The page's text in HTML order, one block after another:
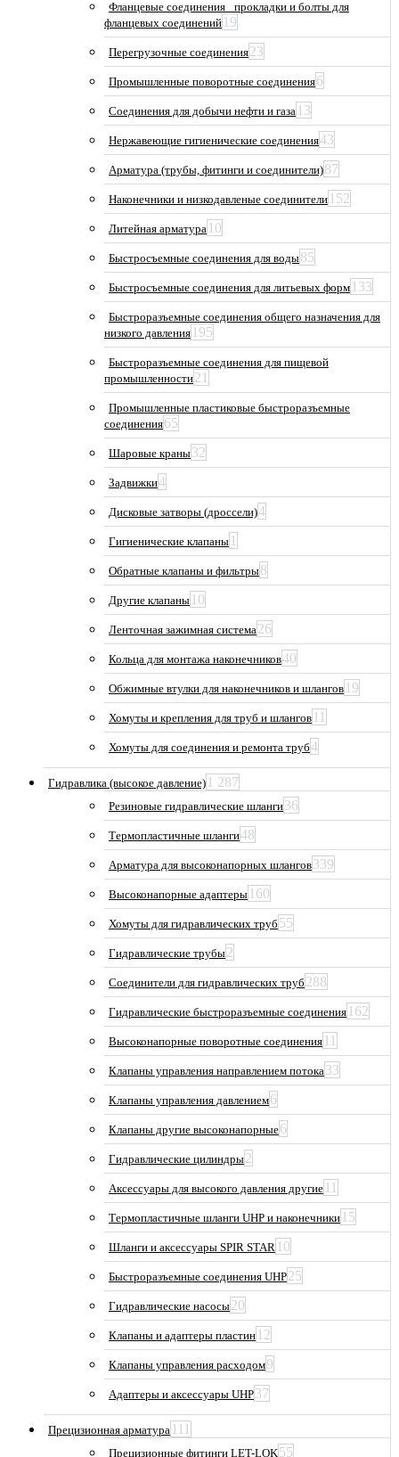
Фланцевые соединения_ прокладки и болты для
фланцевых соединений 19
Перегрузочные соединения23
Промышленные поворотные соединения6
Соединения для добычи нефти и газа 13
Нержавеющие гигиенические соединения43
Арматура (трубы, фитинги и соединители)87
Наконечники и низкодавленые соединители 152
Литейная арматура 10
Быстросъемные соединения для воды85
Быстросъемные соединения для литьевых форм 133
Быстроразъемные соединения общего назначения для
низкого давления 195
Быстроразъемные соединения для пищевой
промышленности21
Промышленные пластиковые быстроразъемные
соединения65
Шаровые краны32
Задвижки4
Дисковые затворы (дроссели)4
Гигиенические клапаны 1
Обратные клапаны и фильтры8
Другие клапаны 10
Ленточная зажимная система26
Кольца для монтажа наконечников40
Обжимные втулки для наконечников и шлангов 19
Хомуты и крепления для труб и шлангов 11
Хомуты для соединения и ремонта труб4
Гидравлика (высокое давление) 1 287
Резиновые гидравлические шланги36
Термопластичные шланги48
Арматура для высоконапорных шлангов339
Высоконапорные адаптеры 160
Хомуты для гидравлических труб 55
Гидравлические трубы2
Соединители для гидравлических труб 288
Гидравлические быстроразъемные соединения 162
Высоконапорные поворотные соединения 11
Клапаны управления направлением потока33
Клапаны управления давлением6
Клапаны другие высоконапорные6
Гидравлические цилиндры2
Аксессуары для высокого давления другие 11
Термопластичные шланги UHP и наконечники 15
Шланги и аксессуары SPIR STAR 10
Быстроразъемные соединения UHP25
Гидравлические насосы20
Клапаны и адаптеры пластин 12
Клапаны управления расходом9
Адаптеры и аксессуары UHP37
Прецизионная арматура 111
Прецизионные фитинги LET-LOK55